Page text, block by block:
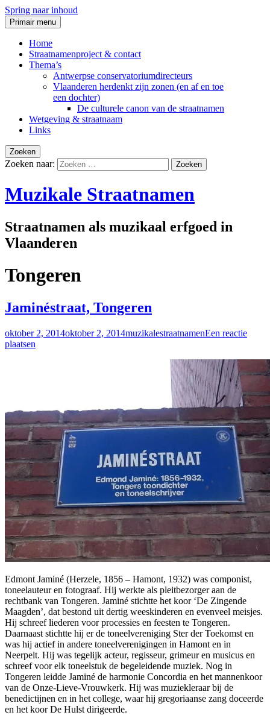
Spring naar inhoud
Primair menu
Home
Straatnamenproject & contact
Thema’s
Antwerpse conservatoriumdirecteurs
Vlaanderen herdenkt zijn zonen (en af en toe
een dochter)
De culturele canon van de straatnamen
Wetgeving & straatnaam
Links
Zoeken
Zoeken naar:
Muzikale Straatnamen
Straatnamen als muzikaal erfgoed in
Vlaanderen
Tongeren
Jaminéstraat, Tongeren
oktober 2, 2014oktober 2, 2014muzikalestraatnamenEen reactie
plaatsen
Edmont Jaminé (Herzele, 1856 – Hamont, 1932) was componist,
toneelauteur en fotograaf. Hij werkte als pleitbezorger aan de
rechtbank van Tongeren. Jaminé stichtte het koor ‘De Zingende
Maagden’, dat bestond uit dertig weeskinderen en evenveel meisjes.
Hij schreef liederen voor processies en feesten te Tongeren.
Daarnaast stichtte hij er de toneelvereniging Ster der Toekomst en
was hij actief in andere toneelverenigingen in Hamont en in
Neerpelt. Hij was tegelijk acteur, regisseur, grimeur en musicus en
schreef voor elk toneelstuk de begeleidende muziek. Nog in
Tongeren leidde Jaminé de harmonie Concordia en het mannenkoor
van de Onze-Lieve-Vrouwkerk. Hij was muziekleraar bij de
benedictijnen en in het college, waar hij gregoriaanse zang doceerde
en het koor De Hulst dirigeerde.